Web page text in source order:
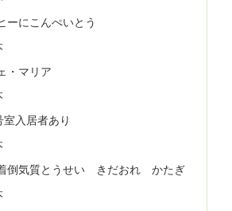
にこんぺいとう
・マリア
入居者あり
倒気質とうせい きだおれ かたぎ